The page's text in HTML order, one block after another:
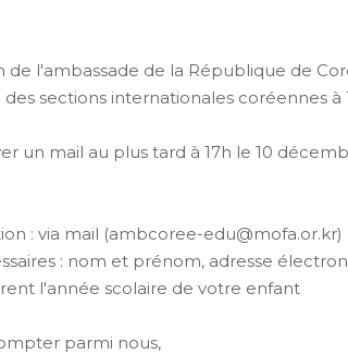
de l'ambassade de la République de
sections internationales coréennes à
un mail au plus tard à 17h le 10
: via mail (ambcoree-edu@mofa.or.kr)
: nom et prénom, adresse
l'année scolaire de votre enfant
parmi nous,